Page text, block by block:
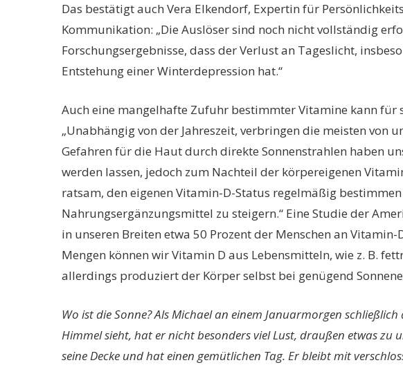
Das bestätigt auch Vera Elkendorf, Expertin für
Kommunikation: „Die Auslöser sind noch nicht vollständig
Forschungsergebnisse, dass der Verlust an Tageslicht,
Entstehung einer Winterdepression hat.“
Auch eine mangelhafte Zufuhr bestimmter Vitamine kann für
„Unabhängig von der Jahreszeit, verbringen die meisten von
Gefahren für die Haut durch direkte Sonnenstrahlen haben
werden lassen, jedoch zum Nachteil der körpereigenen
ratsam, den eigenen Vitamin-D-Status regelmäßig
Nahrungsergänzungsmittel zu steigern.“ Eine Studie der
in unseren Breiten etwa 50 Prozent der Menschen an
Mengen können wir Vitamin D aus Lebensmitteln, wie z. B.
allerdings produziert der Körper selbst bei genügend
Wo ist die Sonne? Als Michael an einem Januarmorgen
Himmel sieht, hat er nicht besonders viel Lust, draußen etwas zu
seine Decke und hat einen gemütlichen Tag. Er bleibt mit